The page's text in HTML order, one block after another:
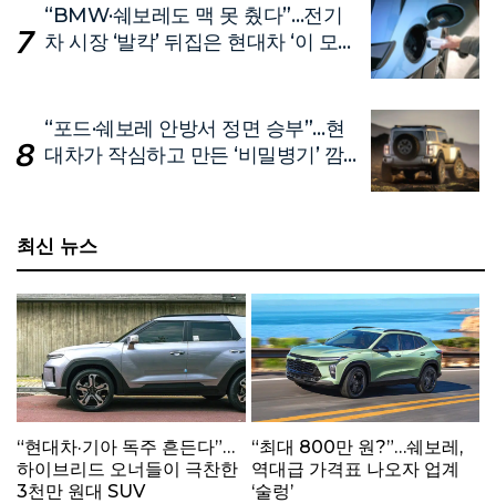
“BMW·쉐보레도 맥 못 췄다”…전기
차 시장 ‘발칵’ 뒤집은 현대차 ‘이 모
“포드·쉐보레 안방서 정면 승부”…현
대차가 작심하고 만든 ‘비밀병기’ 깜
최신 뉴스
“현대차·기아 독주 흔든다”…
하이브리드 오너들이 극찬한
3천만 원대 SUV
“최대 800만 원?”…쉐보레,
역대급 가격표 나오자 업계
‘술렁’